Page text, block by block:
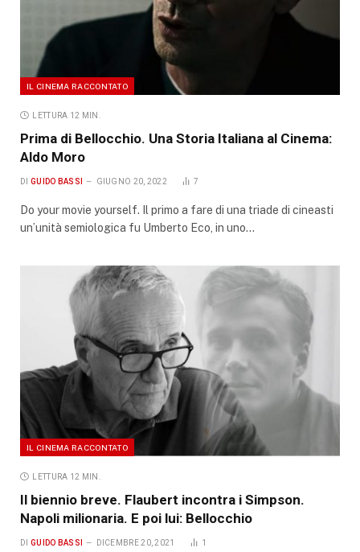
IL CINEMA RACCONTATO
LETTURA 12 MIN.
Prima di Bellocchio. Una Storia Italiana al Cinema:
Aldo Moro
DI GUIDO BASSI GIUGNO 20, 2022 7
Do your movie yourself. Il primo a fare di una triade di cineasti
un’unità semiologica fu Umberto Eco, in uno…
IL CINEMA RACCONTATO
LETTURA 12 MIN.
Il biennio breve. Flaubert incontra i Simpson.
Napoli milionaria. E poi lui: Bellocchio
DI GUIDO BASSI DICEMBRE 20, 2021 1